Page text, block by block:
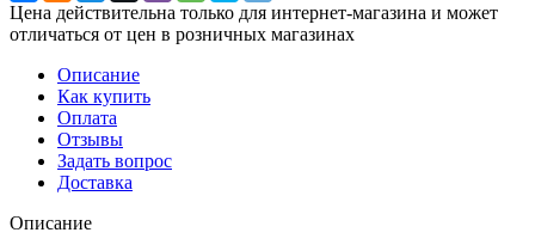
Цена действительна только для интернет-магазина и может
отличаться от цен в розничных магазинах
Описание
Как купить
Оплата
Отзывы
Задать вопрос
Доставка
Описание